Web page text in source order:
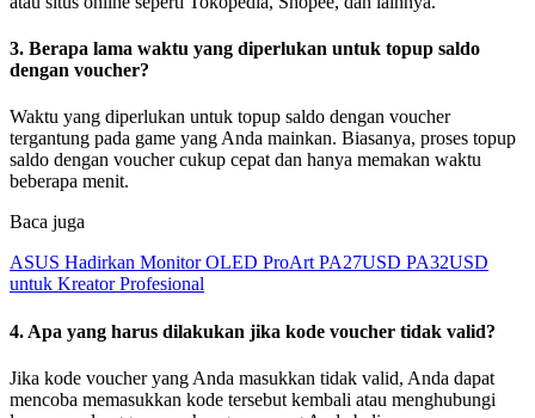
3. Berapa lama waktu yang diperlukan untuk topup saldo
dengan voucher?
Waktu yang diperlukan untuk topup saldo dengan voucher
tergantung pada game yang Anda mainkan. Biasanya, proses topup
saldo dengan voucher cukup cepat dan hanya memakan waktu
beberapa menit.
Baca juga
ASUS Hadirkan Monitor OLED ProArt PA27USD PA32USD
untuk Kreator Profesional
4. Apa yang harus dilakukan jika kode voucher tidak valid?
Jika kode voucher yang Anda masukkan tidak valid, Anda dapat
mencoba memasukkan kode tersebut kembali atau menghubungi